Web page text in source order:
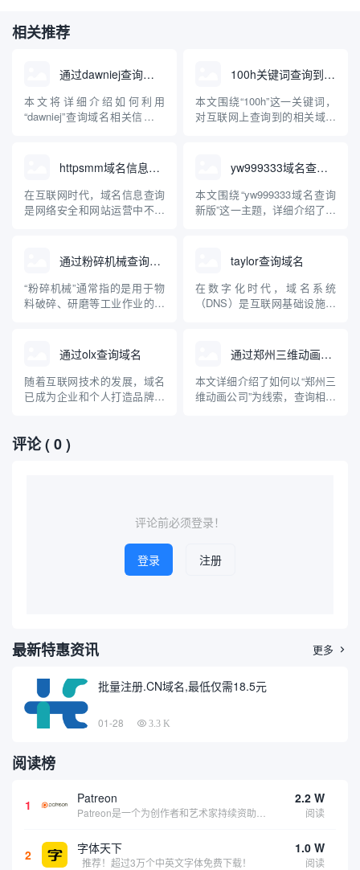
相关推荐
通过dawniej查询域名
本文将详细介绍如何利用
“dawniej”查询域名相关信息。
作步骤，帮助读者理解并掌握
使用dawniej查询域名的方法和
注意事项，为互联网资源管
理、品牌保护以及安全风险防
100h关键词查询到的域名
本文围绕“100h”这一关键词，
对互联网上查询到的相关域名
应用场景做了专业化科普，旨
在帮助读者了解“100h”域名背
后的意义、用途和注册情况，
以及选择此类域名时需注意的
httpsmm域名信息查询
在互联网时代，域名信息查询
是网络安全和网站运营中不可
信息查询相关操作。本文将系
统讲解什么是域名信息查询、
httpsmm是否为特定服务、如
何安全有效地进行域名信息查
yw999333域名查询新版
本文围绕“yw999333域名查询
新版”这一主题，详细介绍了域
点，并以yw999333域名为例，
指导用户如何科学有效地进行
域名状态监测和风险识别。文
章还会科普域名的基础知识、
通过粉碎机械查询域名
“粉碎机械”通常指的是用于物
料破碎、研磨等工业作业的机
“粉碎机械”来查询域名？本文
将科普域名、查询方法以及“粉
碎机械”作为关键词在域名查询
过程中可能的应用场景，帮助
taylor查询域名
在数字化时代，域名系统
（DNS）是互联网基础设施的
并非一个标准术语，而是用户
通过特定工具或平台查询包含
“taylor”字样或相关的域名信
息。本文将详细介绍域名查...
通过olx查询域名
随着互联网技术的发展，域名
已成为企业和个人打造品牌、
时，经常混淆域名查询平台与
OLX等二手交易平台。本文将
通过郑州三维动画公司查询域名
本文详细介绍了如何以“郑州三
维动画公司”为线索，查询相关
评论( 0 )
评论前必须登录！
登录 注册
最新特惠资讯 更多 
批量注册.CN域名,最低仅需18.5元
01-28 3.3 K
阅读榜
1 Patreon 2.2 W
阅读
2 字体天下
推荐！超过3万个中英文字体免费下载！
1.0 W
阅读